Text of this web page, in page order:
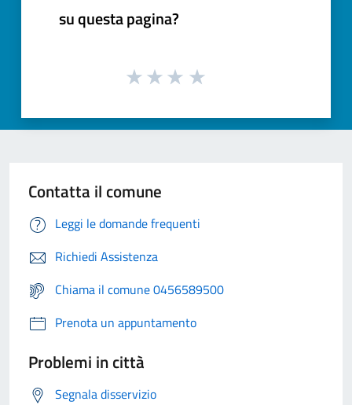
su questa pagina?
Contatta il comune
Leggi le domande frequenti
Richiedi Assistenza
Chiama il comune 0456589500
Prenota un appuntamento
Problemi in città
Segnala disservizio